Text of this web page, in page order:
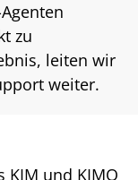
zu
leiten wir
weiter.
KIM und KIMO